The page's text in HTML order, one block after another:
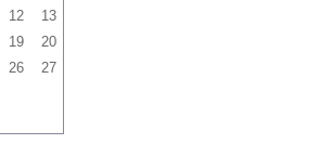
12
13
19
20
26
27